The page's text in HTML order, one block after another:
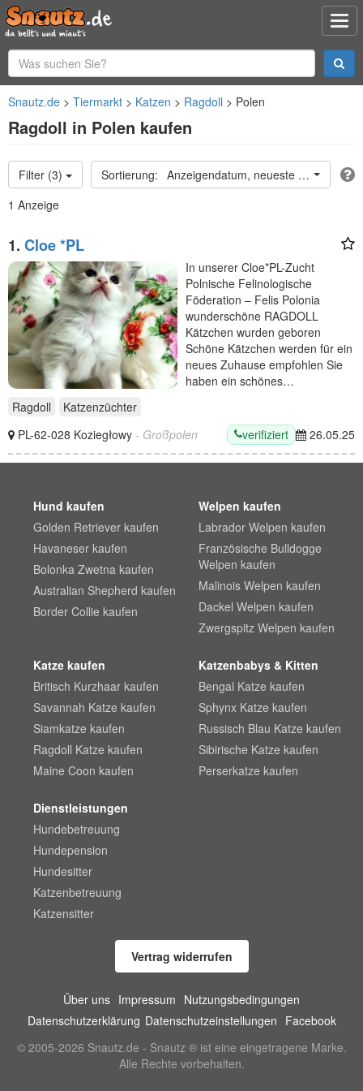
Snautz.de Tiermarkt Katzen Ragdoll Polen
Ragdoll in Polen kaufen
Filter (3)
Anzeigendatum, neueste oben
1 Anzeige
1. Cloe *PL
In unserer Cloe*PL-Zucht
Polnische Felinologische
Föderation – Felis Polonia
wunderschöne RAGDOLL
Kätzchen wurden geboren
Schöne Kätzchen werden für ein
neues Zuhause empfohlen Sie
haben ein schönes…
Ragdoll
Katzenzüchter
PL-62-028 Koziegłowy - Großpolen verifiziert 26.05.25
Hund kaufen
Golden Retriever kaufen
Havaneser kaufen
Bolonka Zwetna kaufen
Australian Shepherd kaufen
Border Collie kaufen
Welpen kaufen
Labrador Welpen kaufen
Französische Bulldogge
Welpen kaufen
Malinois Welpen kaufen
Dackel Welpen kaufen
Zwergspitz Welpen kaufen
Katze kaufen
Britisch Kurzhaar kaufen
Savannah Katze kaufen
Siamkatze kaufen
Ragdoll Katze kaufen
Maine Coon kaufen
Katzenbabys & Kitten
Bengal Katze kaufen
Sphynx Katze kaufen
Russisch Blau Katze kaufen
Sibirische Katze kaufen
Perserkatze kaufen
Dienstleistungen
Hundebetreuung
Hundepension
Hundesitter
Katzenbetreuung
Katzensitter
Vertrag widerrufen
Über uns Impressum Nutzungsbedingungen
Datenschutzerklärung Datenschutzeinstellungen Facebook
© 2005-2026 Snautz.de - Snautz ® ist eine eingetragene Marke.
Alle Rechte vorbehalten.